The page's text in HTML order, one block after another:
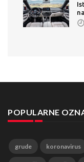
POPULARNE
grude koronavirus